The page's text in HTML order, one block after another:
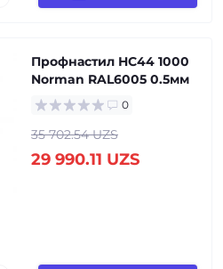
Профнастил НС44 1000
Norman RAL6005 0.5мм
0
35 702.54 UZS
29 990.11 UZS